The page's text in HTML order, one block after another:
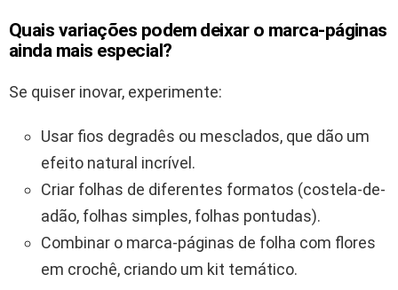
Quais variações podem deixar o marca-páginas
ainda mais especial?
Se quiser inovar, experimente:
Usar fios degradês ou mesclados, que dão um
efeito natural incrível.
Criar folhas de diferentes formatos (costela-de-
adão, folhas simples, folhas pontudas).
Combinar o marca-páginas de folha com flores
em crochê, criando um kit temático.